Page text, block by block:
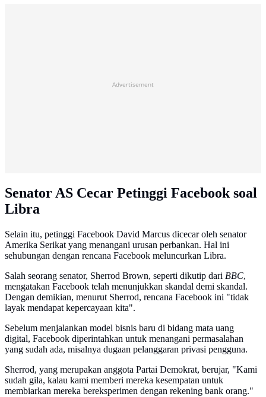
Advertisement
Senator AS Cecar Petinggi Facebook soal
Libra
Selain itu, petinggi Facebook David Marcus dicecar oleh senator
Amerika Serikat yang menangani urusan perbankan. Hal ini
sehubungan dengan rencana Facebook meluncurkan Libra.
Salah seorang senator, Sherrod Brown, seperti dikutip dari BBC,
mengatakan Facebook telah menunjukkan skandal demi skandal.
Dengan demikian, menurut Sherrod, rencana Facebook ini "tidak
layak mendapat kepercayaan kita".
Sebelum menjalankan model bisnis baru di bidang mata uang
digital, Facebook diperintahkan untuk menangani permasalahan
yang sudah ada, misalnya dugaan pelanggaran privasi pengguna.
Sherrod, yang merupakan anggota Partai Demokrat, berujar, "Kami
sudah gila, kalau kami memberi mereka kesempatan untuk
membiarkan mereka bereksperimen dengan rekening bank orang."